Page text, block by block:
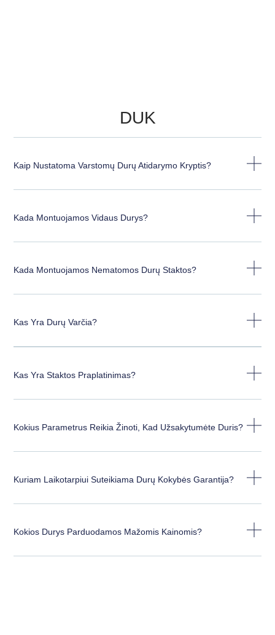
DUK
Kaip Nustatoma Varstomų Durų Atidarymo Kryptis?
Kada Montuojamos Vidaus Durys?
Kada Montuojamos Nematomos Durų Staktos?
Kas Yra Durų Varčia?
Kas Yra Staktos Praplatinimas?
Kokius Parametrus Reikia Žinoti, Kad Užsakytumėte Duris?
Kuriam Laikotarpiui Suteikiama Durų Kokybės Garantija?
Kokios Durys Parduodamos Mažomis Kainomis?